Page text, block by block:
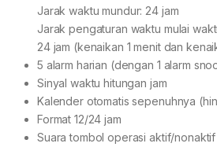
Jarak waktu mundur: 24 jam
Jarak pengaturan waktu mulai
24 jam (kenaikan 1 menit dan
5 alarm harian (dengan 1 alarm
Sinyal waktu hitungan jam
Kalender otomatis sepenuhnya
Format 12/24 jam
Suara tombol operasi aktif/nonaktif